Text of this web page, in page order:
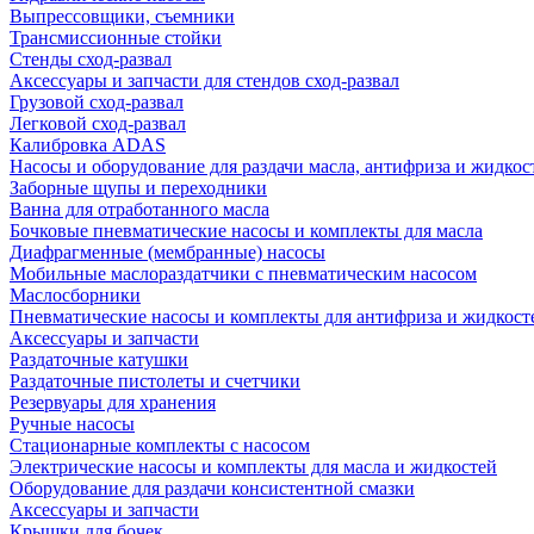
Выпрессовщики, съемники
Трансмиссионные стойки
Стенды сход-развал
Аксессуары и запчасти для стендов сход-развал
Грузовой сход-развал
Легковой сход-развал
Калибровка ADAS
Насосы и оборудование для раздачи масла, антифриза и
Заборные щупы и переходники
Ванна для отработанного масла
Бочковые пневматические насосы и комплекты для масла
Диафрагменные (мембранные) насосы
Мобильные маслораздатчики с пневматическим насосом
Маслосборники
Пневматические насосы и комплекты для антифриза и
Аксессуары и запчасти
Раздаточные катушки
Раздаточные пистолеты и счетчики
Резервуары для хранения
Ручные насосы
Стационарные комплекты с насосом
Электрические насосы и комплекты для масла и жидкостей
Оборудование для раздачи консистентной смазки
Аксессуары и запчасти